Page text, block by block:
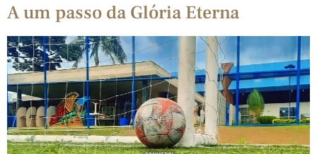
A um passo da Glória Eterna